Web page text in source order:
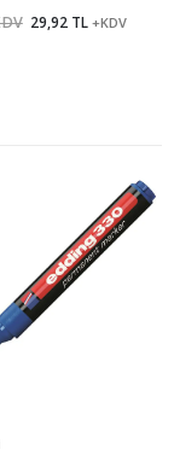
29,92 TL +KDV